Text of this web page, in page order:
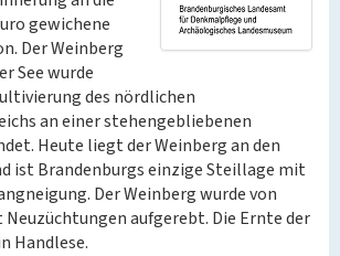
gewichene
Der Weinberg
See wurde
des nördlichen
an einer stehengebliebenen
Heute liegt der Weinberg an den
ist Brandenburgs einzige Steillage mit
Der Weinberg wurde von
Neuzüchtungen aufgerebt. Die Ernte der
Handlese.